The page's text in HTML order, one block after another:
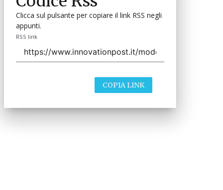
Clicca sul pulsante per copiare il link RSS negli
appunti.
RSS link
COPIA LINK